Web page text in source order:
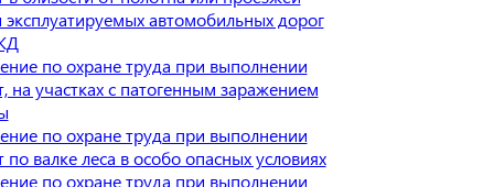
эксплуатируемых автомобильных дорог
по охране труда при выполнении
на участках с патогенным заражением
по охране труда при выполнении
по валке леса в особо опасных условиях
по охране труда при выполнении